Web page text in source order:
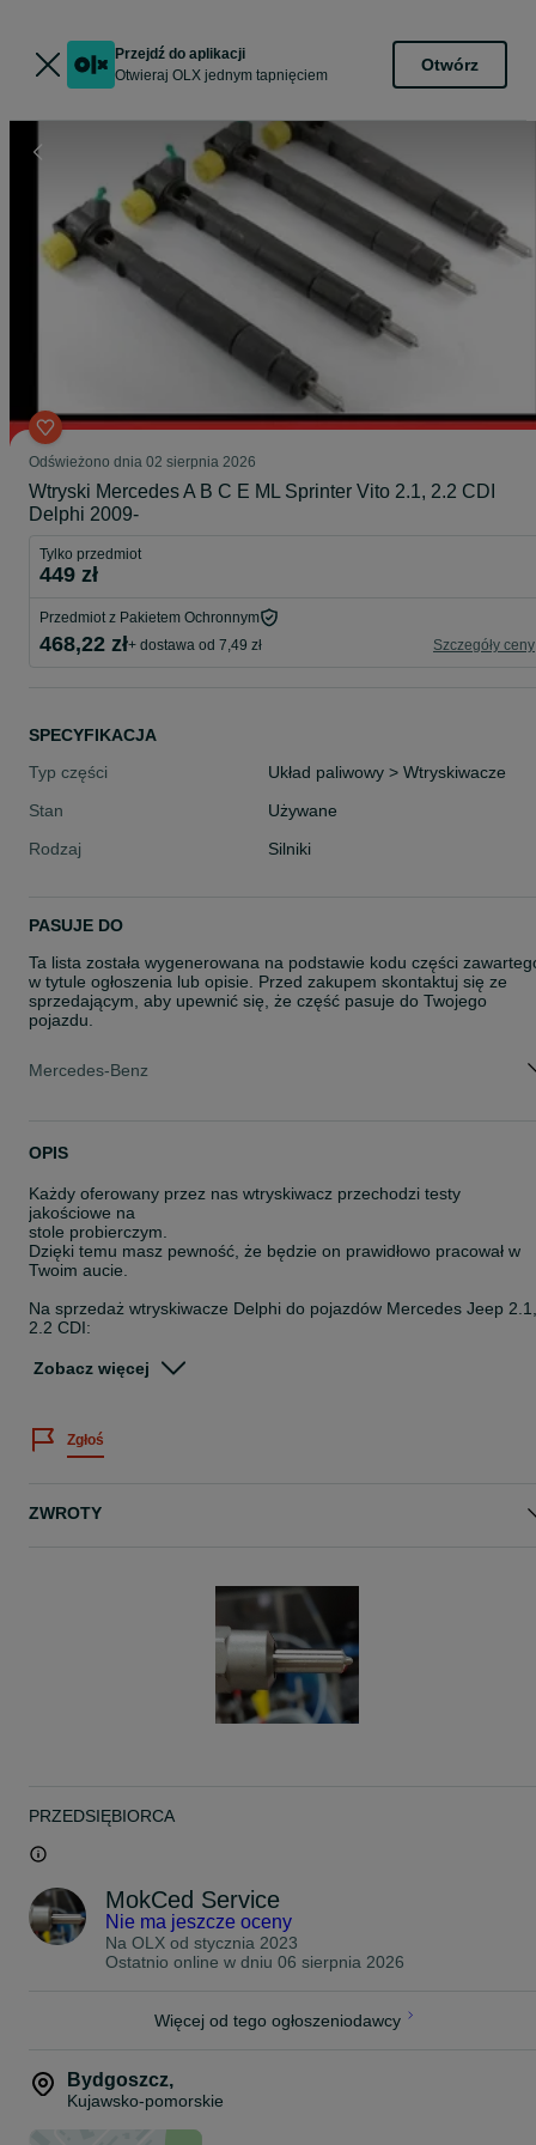
Przejdź do aplikacji
Otwieraj OLX jednym tapnięciem
Otwórz
Odświeżono dnia 02 sierpnia 2026
Wtryski Mercedes A B C E ML Sprinter Vito 2.1, 2.2 CDI
Delphi 2009-
Tylko przedmiot
449 zł
Przedmiot z Pakietem Ochronnym
468,22 zł+ dostawa od 7,49 zł Szczegóły ceny
SPECYFIKACJA
Typ części
Układ paliwowy > Wtryskiwacze
Stan
Używane
Rodzaj
Silniki
PASUJE DO
Ta lista została wygenerowana na podstawie kodu części
w tytule ogłoszenia lub opisie. Przed zakupem skontaktuj się ze
sprzedającym, aby upewnić się, że część pasuje do Twojego
pojazdu.
Mercedes-Benz
OPIS
Każdy oferowany przez nas wtryskiwacz przechodzi testy
jakościowe na
stole probierczym.
Dzięki temu masz pewność, że będzie on prawidłowo pracował w
Twoim aucie.
Na sprzedaż wtryskiwacze Delphi do pojazdów Mercedes Jeep 2.1,
2.2 CDI:
- Delphi 28.342.997
- Delphi 28.254.952
- Delphi 28.271.551
Posiadamy po 6 sztuk każdego rodzaju po profesjonalnej
wyniki testów. Każdy wtryskiwacz ma nadany nowy kod IMA.
W razie pytań proszę o kontakt telefoniczny lub mailowy.
Zachęcamy także do dopytania o możliwość NAPRAWY Waszych
wtryskiwaczy - to zwykle finalnie tańsza opcja niż zakup całego
Zlecając nam REGENERACJĘ masz pewność rzetelnej diagnostyki
robimy 2, a nie cały komplet ). Warto się nad tym zastanowić:)
Podana cena za sztukę.
- wtryskiwacze,
- wydruk z testów na stole probierczym,
Pasuje do:
Mercedes A 200 2.1, 2.2 CDI 2009-
Mercedes A 220 2.1, 2.2 CDI 2009-
Zobacz więcej
Zgłoś
ZWROTY
PRZEDSIĘBIORCA
MokCed Service
Nie ma jeszcze oceny
Na OLX od stycznia 2023
Ostatnio online w dniu 06 sierpnia 2026
Więcej od tego ogłoszeniodawcy
Bydgoszcz,
Kujawsko-pomorskie